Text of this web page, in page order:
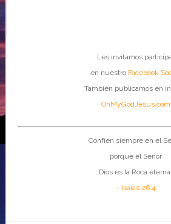
Les invitamos
en nuestro Facebook
También publicamos en
OhMyGodJesus.com
Confíen siempre en el
porque el Señor
Dios es la Roca eterna.
- Isaías 26:4